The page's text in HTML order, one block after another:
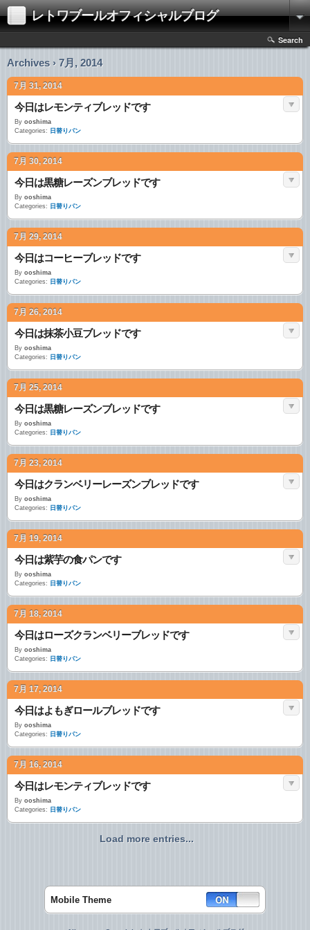
レトワブールオフィシャルブログ
Search
Archives › 7月, 2014
7月 31, 2014
今日はレモンティブレッドです
By ooshima
Categories: 日替りパン
7月 30, 2014
今日は黒糖レーズンブレッドです
By ooshima
Categories: 日替りパン
7月 29, 2014
今日はコーヒーブレッドです
By ooshima
Categories: 日替りパン
7月 26, 2014
今日は抹茶小豆ブレッドです
By ooshima
Categories: 日替りパン
7月 25, 2014
今日は黒糖レーズンブレッドです
By ooshima
Categories: 日替りパン
7月 23, 2014
今日はクランベリーレーズンブレッドです
By ooshima
Categories: 日替りパン
7月 19, 2014
今日は紫芋の食パンです
By ooshima
Categories: 日替りパン
7月 18, 2014
今日はローズクランベリーブレッドです
By ooshima
Categories: 日替りパン
7月 17, 2014
今日はよもぎロールブレッドです
By ooshima
Categories: 日替りパン
7月 16, 2014
今日はレモンティブレッドです
By ooshima
Categories: 日替りパン
Load more entries...
Mobile Theme